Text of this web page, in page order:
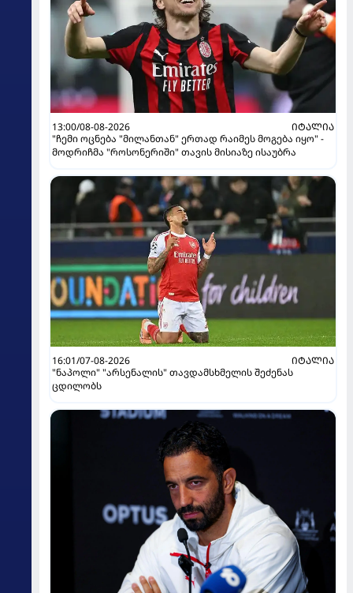
13:00/08-08-2026
ᲘᲢᲐᲚᲘᲐ
"ჩემი ოცნება "მილანთან" ერთად რაიმეს მოგება იყო" -
მოდრიჩმა "როსონერიში" თავის მისიაზე ისაუბრა
16:01/07-08-2026
ᲘᲢᲐᲚᲘᲐ
"ნაპოლი" "არსენალის" თავდამსხმელის შეძენას
ცდილობს